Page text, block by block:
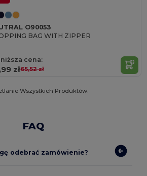
O90053
BAG WITH ZIPPER
cena:
zł65,52 zł
Wszystkich Produktów.
FAQ
odebrać zamówienie?